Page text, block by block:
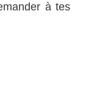
à tes